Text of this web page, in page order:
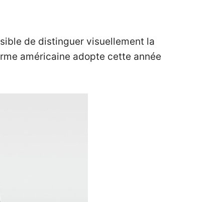
de distinguer visuellement la
américaine adopte cette année